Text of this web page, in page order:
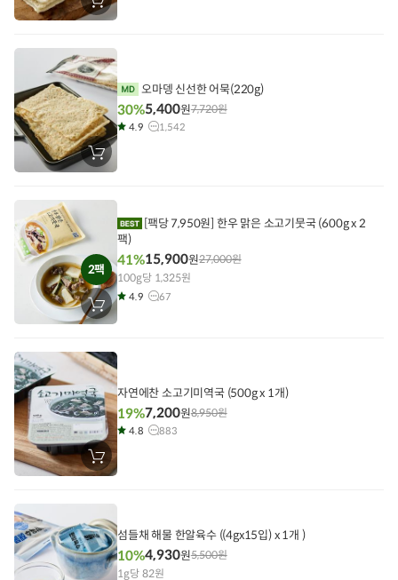
장
바
에
담
기
장
바
에
오마뎅 신선한 어묵(220g)
30%5,400원7,720원
4.9 1,542
2팩
장
바
에
담
기
팩)
41%15,900원27,000원
100g당 1,325원
4.9 67
장
바
담
기
자연에찬 소고기미역국 (500g x 1개)
19%7,200원8,950원
4.8 883
섬들채 해물 한알육수 ((4gx15입) x 1개 )
10%4,930원5,500원
1g당 82원